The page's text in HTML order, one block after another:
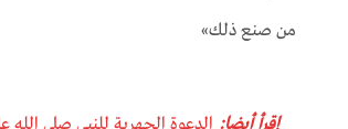
من صنع ذلك»